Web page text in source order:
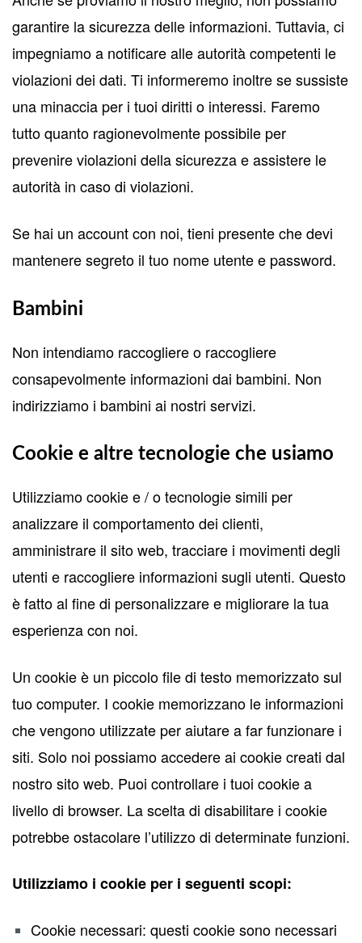
garantire la sicurezza delle informazioni. Tuttavia, ci
impegniamo a notificare alle autorità competenti le
violazioni dei dati. Ti informeremo inoltre se sussiste
una minaccia per i tuoi diritti o interessi. Faremo
tutto quanto ragionevolmente possibile per
prevenire violazioni della sicurezza e assistere le
autorità in caso di violazioni.
Se hai un account con noi, tieni presente che devi
mantenere segreto il tuo nome utente e password.
Bambini
Non intendiamo raccogliere o raccogliere
consapevolmente informazioni dai bambini. Non
indirizziamo i bambini ai nostri servizi.
Cookie e altre tecnologie che usiamo
Utilizziamo cookie e / o tecnologie simili per
analizzare il comportamento dei clienti,
amministrare il sito web, tracciare i movimenti degli
utenti e raccogliere informazioni sugli utenti. Questo
è fatto al fine di personalizzare e migliorare la tua
esperienza con noi.
Un cookie è un piccolo file di testo memorizzato sul
tuo computer. I cookie memorizzano le informazioni
che vengono utilizzate per aiutare a far funzionare i
siti. Solo noi possiamo accedere ai cookie creati dal
nostro sito web. Puoi controllare i tuoi cookie a
livello di browser. La scelta di disabilitare i cookie
potrebbe ostacolare l’utilizzo di determinate funzioni.
Utilizziamo i cookie per i seguenti scopi:
Cookie necessari: questi cookie sono necessari